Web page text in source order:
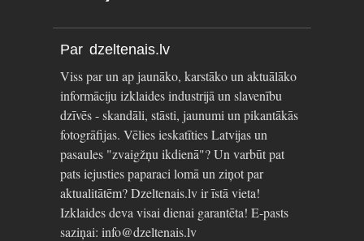
Par dzeltenais.lv
Viss par un ap jaunāko, karstāko un aktuālāko
informāciju izklaides industrijā un slavenību
dzīvēs - skandāli, stāsti, jaunumi un pikantākās
fotogrāfijas. Vēlies ieskatīties Latvijas un
pasaules "zvaigžņu ikdienā"? Un varbūt pat
pats iejusties paparaci lomā un ziņot par
aktualitātēm? Dzeltenais.lv ir īstā vieta!
Izklaides deva visai dienai garantēta! E-pasts
saziņai: info@dzeltenais.lv